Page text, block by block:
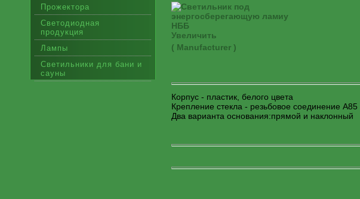
Прожектора
Светодиодная
продукция
Лампы
Светильники для бани и
сауны
Увеличить
( Manufacturer )
Корпус - пластик, белого цвета
Крепление стекла - резьбовое соединение А85
Два варианта основания:прямой и наклонный